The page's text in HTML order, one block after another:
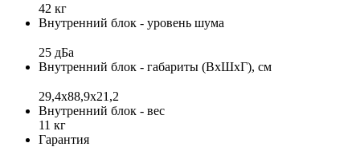
42 кг
Внутренний блок - уровень шума
25 дБа
Внутренний блок - габариты (ВхШхГ), см
29,4х88,9х21,2
Внутренний блок - вес
11 кг
Гарантия